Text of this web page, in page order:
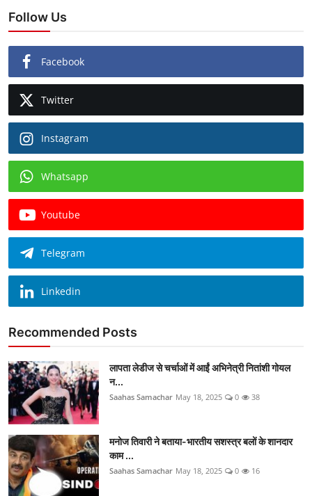
Follow Us
Facebook
Twitter
Instagram
Whatsapp
Youtube
Telegram
Linkedin
Recommended Posts
लापता लेडीज से चर्चाओं में आईं अभिनेत्री नितांशी गोयल
न...
Saahas Samachar May 18, 2025 0 38
मनोज तिवारी ने बताया-भारतीय सशस्त्र बलों के शानदार
काम ...
Saahas Samachar May 18, 2025 0 16